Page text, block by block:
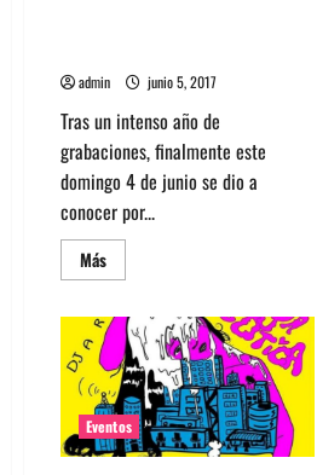
admin junio 5, 2017
Tras un intenso año de
grabaciones, finalmente este
domingo 4 de junio se dio a
conocer por...
MásLeer
más
Playa
Gótica
lanza
nuevo
single
y
anuncia
salida
de
Eventos